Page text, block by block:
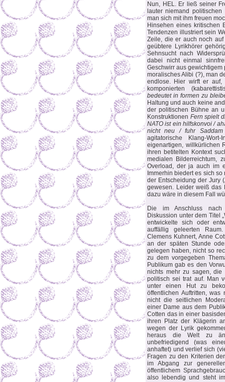
Nun, HEL. Er ließ seiner
lauter niemand
man sich mit ihm freuen
Hinsehen eines kritischen
Tendenzen illustriert sein
Zeile, die er auch noch
geübtere Lyrikhörer
Sehnsucht nach
dabei nicht einmal
Geschwirr aus gewichtigem
moralisches Alibi (?), man
endlose. Hier wirft er auf,
komponierten
bedeutet in formen zu
Haltung und auch keine
der politischen Bühne an
Konstruktionen Fern spielt
NATO ist ein hilfskonvoi /
nicht neu / fuhr
agitatorische Klang-
eigenartigen, willkürlichen
ihren betitelten Kontext
medialen Bilderreichtum,
Overload, der ja auch im
Immerhin biedert es sich
der Entscheidung der Jury
gewesen. Leider weiß das
dazu wäre in diesem Fall
Die im Anschluss nach
Diskussion unter dem Titel
entwickelte sich oder
auffällig geleerten
Clemens Kuhnert, Anne
an der späten Stunde
gelegen haben, nicht so
zu dem vorgegeben
Publikum gab es den
nichts mehr zu sagen,
politisch sei trat auf. Man
unter einen Hut zu
öffentlichen Auftritten,
nicht die seitlichen
einer Dame aus dem
Cotten das in einer
ihren Platz der Klägerin
wegen der Lyrik
heraus die Welt zu
unbefriedigend (was
anhaftet) und verlief sich
Fragen zu den Kriterien
im Abgang zur
öffentlichem
also lebendig und steht